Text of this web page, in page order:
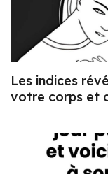
Les indices
votre corps et